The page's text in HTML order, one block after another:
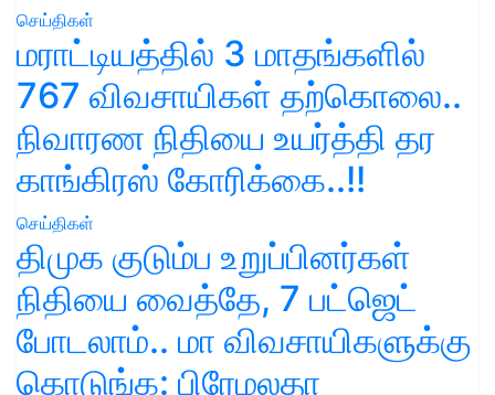
செய்திகள்
மராட்டியத்தில் 3 மாதங்களில்
767 விவசாயிகள் தற்கொலை..
நிவாரண நிதியை உயர்த்தி தர
காங்கிரஸ் கோரிக்கை..!!
செய்திகள்
திமுக குடும்ப உறுப்பினர்கள்
நிதியை வைத்தே, 7 பட்ஜெட்
போடலாம்.. மா விவசாயிகளுக்கு
கொடுங்க: பிரேமலதா